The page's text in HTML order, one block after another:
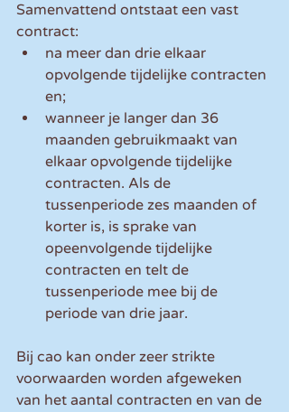
Samenvattend ontstaat een vast
contract:
na meer dan drie elkaar
opvolgende tijdelijke contracten
en;
wanneer je langer dan 36
maanden gebruikmaakt van
elkaar opvolgende tijdelijke
contracten. Als de
tussenperiode zes maanden of
korter is, is sprake van
opeenvolgende tijdelijke
contracten en telt de
tussenperiode mee bij de
periode van drie jaar.
Bij cao kan onder zeer strikte
voorwaarden worden afgeweken
van het aantal contracten en van de